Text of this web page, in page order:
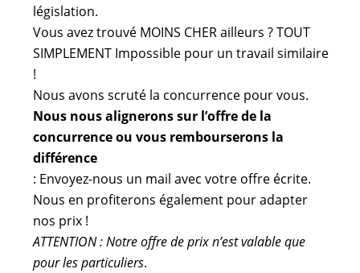
législation.
Vous avez trouvé MOINS CHER ailleurs ? TOUT
SIMPLEMENT Impossible pour un travail similaire
!
Nous avons scruté la concurrence pour vous.
Nous nous alignerons sur l’offre de la
concurrence ou vous rembourserons la
différence
: Envoyez-nous un mail avec votre offre écrite.
Nous en profiterons également pour adapter
nos prix !
ATTENTION : Notre offre de prix n’est valable que
pour les particuliers.